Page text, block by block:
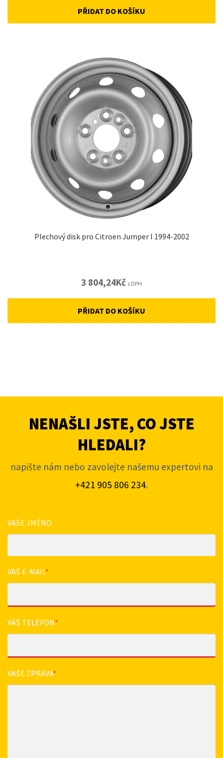
PŘIDAT DO KOŠÍKU
Plechový disk pro Citroen Jumper I 1994-2002
3 804,24Kč s DPH
PŘIDAT DO KOŠÍKU
NENAŠLI JSTE, CO JSTE
HLEDALI?
napište nám nebo zavolejte našemu expertovi na
+421 905 806 234.
VAŠE JMÉNO
VÁŠ E-MAIL*
VÁŠ TELEFON*
VAŠE ZPRÁVA*